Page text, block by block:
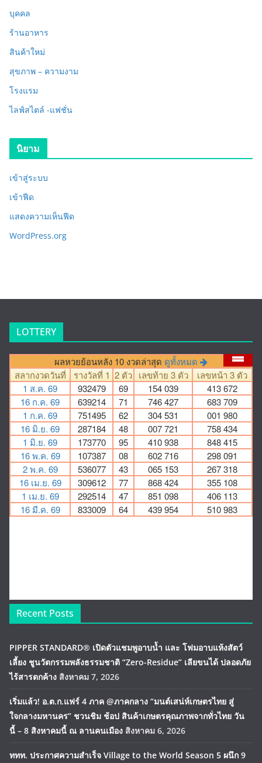
บุคคล
ร้านอาหาร
สินค้าใหม่
สุขภาพ – ความงาม
โรงแรม
ไลฟ์สไตล์ -แฟชั่น
นิยาม
เข้าสู่ระบบ
เข้าฟีด
แสดงความเห็นฟีด
WordPress.org
LOTTERY
Recent Posts
PIPPER STANDARD® เปิดตัวแชมพูอาบน้ำ และ โฟมอาบแห้งสัตว์
เลี้ยง ชูนวัตกรรมพลังธรรมชาติ “Zero-Residue” เลียขนได้ ปลอดภัย
ไร้สารตกค้าง สิงหาคม 7, 2026
เริ่มแล้ว! อ.ต.ก.แฟร์ 4 ภาค @ภาคกลาง “มนต์เสน่ห์เกษตรไทย สู่
ใจกลางมหานคร” ชวนชิม ช้อป สินค้าเกษตรคุณภาพจากทั่วไทย วัน
นี้ – 8 สิงหาคมนี้ ณ ลานคนเมือง สิงหาคม 6, 2026
ททท. ประกาศความสำเร็จ Village to the World Season 5 ผนึก 9